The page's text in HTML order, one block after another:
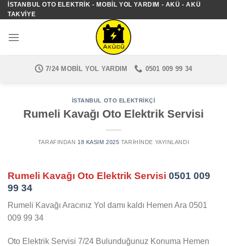
İçeriğe
atla
İSTANBUL OTO ELEKTRIK - MOBIL YOL YARDIM - AKÜ - AKÜ
TAKVIYE
7/24 MOBIL YOL YARDIM 0501 009 99 34
İSTANBUL OTO ELEKTRIKÇI
Rumeli Kavağı Oto Elektrik Servisi
TARAFINDAN 18 KASIM 2025 TARIHINDE YAYINLANDI
Rumeli Kavağı Oto Elektrik Servisi 0501 009
99 34
Rumeli Kavağı Aracınız Yol damı kaldı Hemen Ara 0501
009 99 34
Oto Elektrik Servisi 7/24 Bulunduğunuz Konuma Hemen